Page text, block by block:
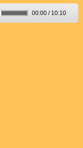
00:00 / 10:10